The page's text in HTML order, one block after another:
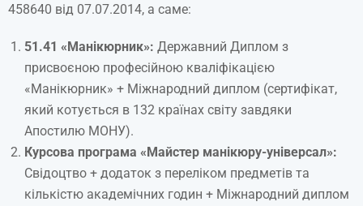
458640 від 07.07.2014, а саме:
51.41 «Манікюрник»: Державний Диплом з
присвоєною професійною кваліфікацією
«Манікюрник» + Міжнародний диплом (сертифікат,
який котується в 132 країнах світу завдяки
Апостилю МОНУ).
Курсова програма «Майстер манікюру-універсал»:
Свідоцтво + додаток з переліком предметів та
кількістю академічних годин + Міжнародний диплом